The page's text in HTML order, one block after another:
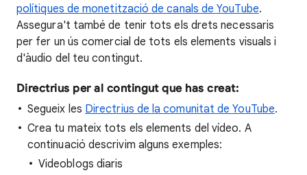
polítiques de monetització de canals de YouTube.
Assegura't també de tenir tots els drets necessaris
per fer un ús comercial de tots els elements visuals i
d'àudio del teu contingut.
Directrius per al contingut que has creat:
Segueix les Directrius de la comunitat de YouTube.
Crea tu mateix tots els elements del vídeo. A
continuació descrivim alguns exemples:
Videoblogs diaris